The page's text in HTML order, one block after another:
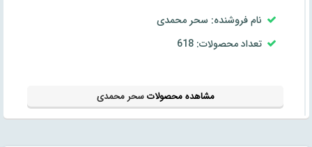
نام فروشنده: سحر محمدی
تعداد محصولات: 618
مشاهده محصولاتسحر محمدی